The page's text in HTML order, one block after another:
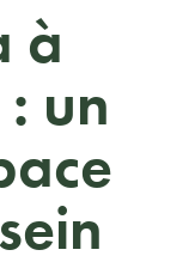
à
un